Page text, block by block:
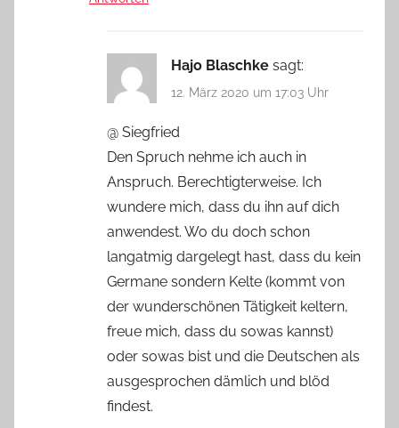
Hajo Blaschke sagt:
12. März 2020 um 17:03 Uhr
@ Siegfried
Den Spruch nehme ich auch in
Anspruch. Berechtigterweise. Ich
wundere mich, dass du ihn auf dich
anwendest. Wo du doch schon
langatmig dargelegt hast, dass du kein
Germane sondern Kelte (kommt von
der wunderschönen Tätigkeit keltern,
freue mich, dass du sowas kannst)
oder sowas bist und die Deutschen als
ausgesprochen dämlich und blöd
findest.